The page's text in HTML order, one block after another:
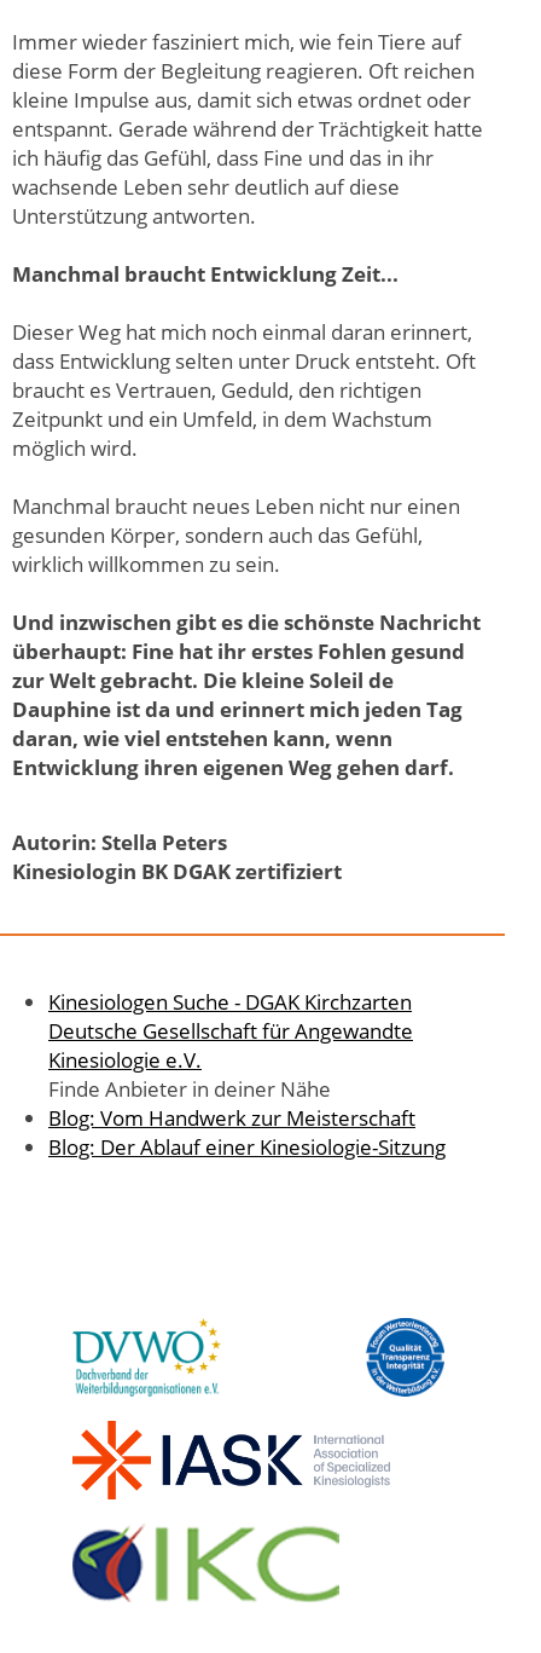
Immer wieder fasziniert mich, wie fein Tiere auf
diese Form der Begleitung reagieren. Oft reichen
kleine Impulse aus, damit sich etwas ordnet oder
entspannt. Gerade während der Trächtigkeit hatte
ich häufig das Gefühl, dass Fine und das in ihr
wachsende Leben sehr deutlich auf diese
Unterstützung antworten.
Manchmal braucht Entwicklung Zeit...
Dieser Weg hat mich noch einmal daran erinnert,
dass Entwicklung selten unter Druck entsteht. Oft
braucht es Vertrauen, Geduld, den richtigen
Zeitpunkt und ein Umfeld, in dem Wachstum
möglich wird.
Manchmal braucht neues Leben nicht nur einen
gesunden Körper, sondern auch das Gefühl,
wirklich willkommen zu sein.
Und inzwischen gibt es die schönste Nachricht
überhaupt: Fine hat ihr erstes Fohlen gesund
zur Welt gebracht. Die kleine Soleil de
Dauphine ist da und erinnert mich jeden Tag
daran, wie viel entstehen kann, wenn
Entwicklung ihren eigenen Weg gehen darf.
Autorin: Stella Peters
Kinesiologin BK DGAK zertifiziert
Kinesiologen Suche - DGAK Kirchzarten
Deutsche Gesellschaft für Angewandte
Kinesiologie e.V.
Finde Anbieter in deiner Nähe
Blog: Vom Handwerk zur Meisterschaft
Blog: Der Ablauf einer Kinesiologie-Sitzung